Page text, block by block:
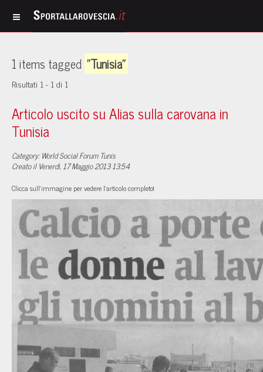
1 items tagged "Tunisia"
Risultati 1 - 1 di 1
Articolo uscito su Alias sulla carovana in
Tunisia
Category: World Social Forum Tunis
Creato il Venerdì, 17 Maggio 2013 13:54
Clicca sull'immagine per vedere l'articolo completo!